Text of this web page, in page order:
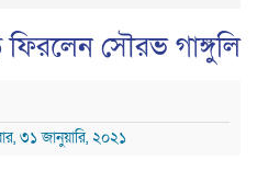
ফিরলেন সৌরভ গাঙ্গুলি
৩১ জানুয়ারি, ২০২১